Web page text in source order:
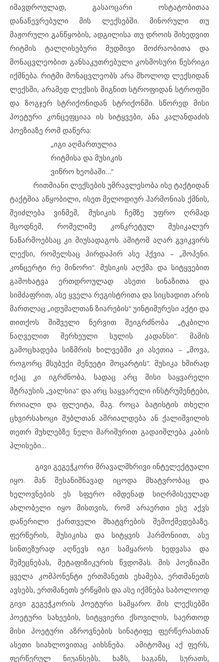
იმავდროულად, გასაოცარი ოსტატობითაა
დანაწევრებული მის ლექსებში. მინორული თუ
მაჟორული განწყობის, ადგილისა თუ დროის მიხედვით
რიტმის ტალღისებური მუდმივი მოძრაობითა და
მონაცვლეობით განსაკუთრებული კოსმოსური წესრიგი
იქმნება. რიტმი მონაცვლეობს არა მხოლოდ ლექსიდან
ლექსში, არამედ ლექსის შიგნით სტროფიდან სტროფში
და ზოგჯერ სტრიქონიდან სტრიქონში. სწორედ მისი
პოეტური კონცეფციაა ის სიტყვები, ანა კალანდაძის
პოეზიაზე რომ დაწერა:
„იგი აღმართულია
რიტმისა და მუსიკის
ვიწრო ხეობაში…“
რითმიანი ლექსების უმრავლესობა ისე ტაქტიდან
ტაქტშია აწყობილი, ისეთ მელოდიურ ჰარმონიას ქმნის,
შეიძლება ვინმემ, მუსიკის ჩემზე უფრო ღრმად
მცოდნემ, რომელიმე კონკრეტულ მუსიკალურ
ნაწარმოებსაც კი მიუსადაგოს. ამიტომ აღარ გვიკვირს
ლექსი, რომელსაც პირდაპირ ასე ჰქვია – „შოპენი.
კონცერტი რე მინორი“. მუსიკის აღქმა და სიტყვებით
გამოხატვა ერთდროულად ასეთი სინაზითა და
სიმძაფრით, ასე ყველა რეგისტრითა და სიცხადით არის
მართლაც „იდუმალთან ზიარების“ უინტიმურესი აქტი და
თითქოს შიშველი ნერვით შეიგრძნობა „ტკბილი
ნაღველით შერხეული სულის კადანსი“. მამის
გამოცხადება სიზმრის ხილვებში კი ასეთია – „მოვა,
როგორც მსუბუქი მენუეტი მოცარტის“. მუსიკა ხშირად
იქაც კი იგრძნობა, სადაც არც მისი საყვარელი
შტრაუსის „ვალსია“ და არც საყვარელი ინსტრუმენტები,
როიალი და ფლეიტა, მაგ. როცა ბატისტის თხელი
ცხვირსახოცი შუბლთან აშრიალდება ან ქალიშვილის
თეთრ მუხლებზე ნელი შარიშურით გადაიშლება კაბის
პლისები…
გივი გეგეჭკორი მრავალმხრივი ინტელექტუალი
იყო. მან შესანიშნავად იცოდა მხატვრობაც და
ხელოვნების ეს სფერო იმდენად სიღრმისეულად
ახლობელი იყო მისთვის, რომ არაერთი ესე აქვს
დაწერილი ქართველი მხატვრების შემოქმედებაზე.
ფერწერის, მუსიკისა და სიტყვის ჰარმონიით, ასე
სინთეზურად აღწევს იგი სამყაროს ხედვასა და
შემეცნებას, მეტაფიზიკურის წვდომას. მის პოეზიაში
ყველა კომპონენტი ერთმანეთს ეხამება, ერთმანეთს
ავსებს, ერთმანეთს ერწყმის და ასე იქმნება საბოლოოდ
გივი გეგეჭკორის პოეტური სამყარო. მის ლექსებში
პოეტური სახეების, სიტყვიერი ქსოვილის, საერთოდ
მისი პოეტური აზროვნების სინატიფე ფერწერასთან
ასეთი სიახლოვითაც აიხსნება. ამიტომაც აქ ფერს,
ფერწერულ ნიუანსებს, ხაზს, საგანს, სურათს,